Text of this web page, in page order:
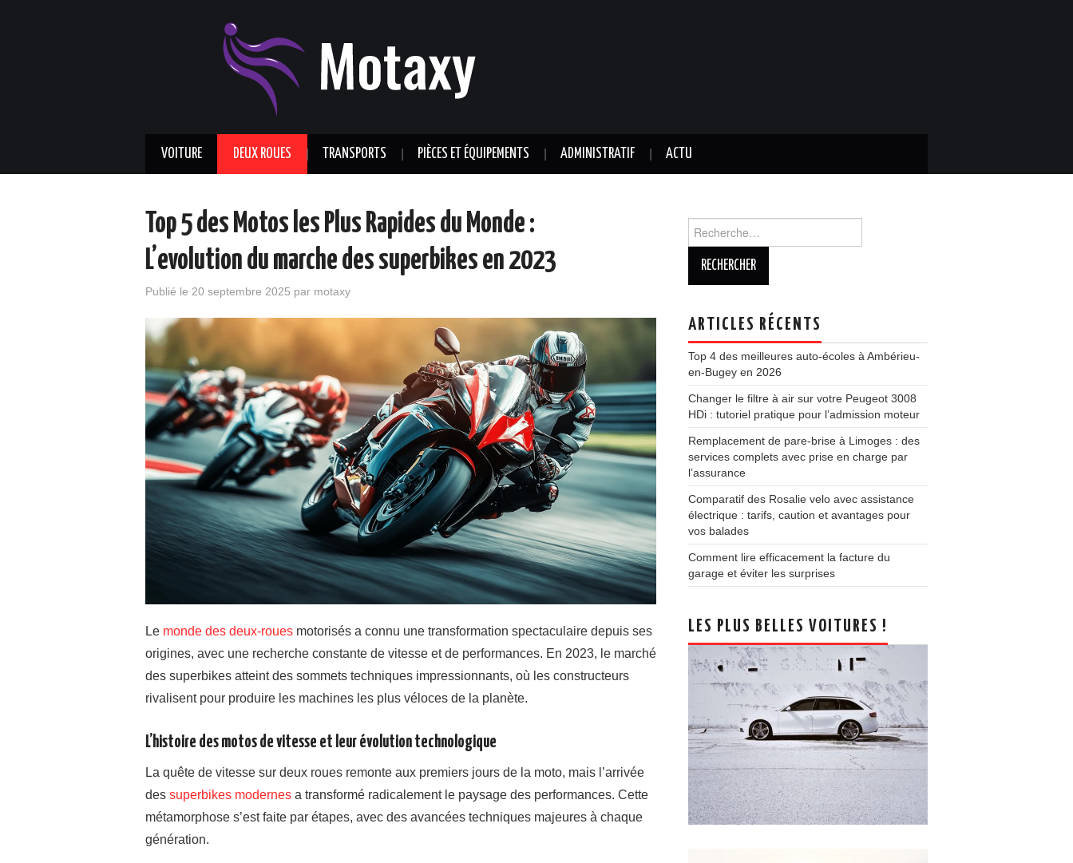
VOITURE DEUX ROUES TRANSPORTS PIÈCES ET ÉQUIPEMENTS ADMINISTRATIF ACTU
Top 5 des Motos les Plus Rapides du Monde :
L’evolution du marche des superbikes en 2023
Publié le 20 septembre 2025 par motaxy
Le monde des deux-roues motorisés a connu une transformation spectaculaire depuis ses
origines, avec une recherche constante de vitesse et de performances. En 2023, le marché
des superbikes atteint des sommets techniques impressionnants, où les constructeurs
rivalisent pour produire les machines les plus véloces de la planète.
L’histoire des motos de vitesse et leur évolution technologique
La quête de vitesse sur deux roues remonte aux premiers jours de la moto, mais l’arrivée
des superbikes modernes a transformé radicalement le paysage des performances. Cette
métamorphose s’est faite par étapes, avec des avancées techniques majeures à chaque
génération.
ARTICLES RÉCENTS
Top 4 des meilleures auto-écoles à Ambérieu-
en-Bugey en 2026
Changer le filtre à air sur votre Peugeot 3008
HDi : tutoriel pratique pour l’admission moteur
Remplacement de pare-brise à Limoges : des
services complets avec prise en charge par
l’assurance
Comparatif des Rosalie velo avec assistance
électrique : tarifs, caution et avantages pour
vos balades
Comment lire efficacement la facture du
garage et éviter les surprises
LES PLUS BELLES VOITURES !